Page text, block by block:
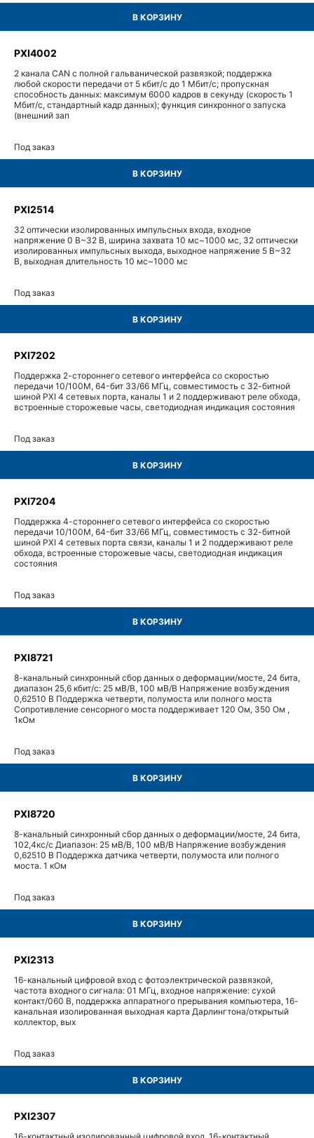
В КОРЗИНУ
PXI4002
2 канала CAN с полной гальванической развязкой; поддержка
любой скорости передачи от 5 кбит/с до 1 Мбит/с; пропускная
способность данных: максимум 6000 кадров в секунду (скорость 1
Мбит/с, стандартный кадр данных); функция синхронного запуска
(внешний зап
Под заказ
В КОРЗИНУ
PXI2514
32 оптически изолированных импульсных входа, входное
напряжение 0 В~32 В, ширина захвата 10 мс~1000 мс, 32 оптически
изолированных импульсных выхода, выходное напряжение 5 В~32
В, выходная длительность 10 мс~1000 мс
Под заказ
В КОРЗИНУ
PXI7202
Поддержка 2-стороннего сетевого интерфейса со скоростью
передачи 10/100M, 64-бит 33/66 МГц, совместимость с 32-битной
шиной PXI 4 сетевых порта, каналы 1 и 2 поддерживают реле обхода,
встроенные сторожевые часы, светодиодная индикация состояния
Под заказ
В КОРЗИНУ
PXI7204
Поддержка 4-стороннего сетевого интерфейса со скоростью
передачи 10/100M, 64-бит 33/66 МГц, совместимость с 32-битной
шиной PXI 4 сетевых порта связи, каналы 1 и 2 поддерживают реле
обхода, встроенные сторожевые часы, светодиодная индикация
состояния
Под заказ
В КОРЗИНУ
PXI8721
8-канальный синхронный сбор данных о деформации/мосте, 24 бита,
диапазон 25,6 кбит/с: 25 мВ/В, 100 мВ/В Напряжение возбуждения
0,62510 В Поддержка четверти, полумоста или полного моста
Сопротивление сенсорного моста поддерживает 120 Ом, 350 Ом ,
1кОм
Под заказ
В КОРЗИНУ
PXI8720
8-канальный синхронный сбор данных о деформации/мосте, 24 бита,
102,4кс/с Диапазон: 25 мВ/В, 100 мВ/В Напряжение возбуждения
0,62510 В Поддержка датчика четверти, полумоста или полного
моста. 1 кОм
Под заказ
В КОРЗИНУ
PXI2313
16-канальный цифровой вход с фотоэлектрической развязкой,
частота входного сигнала: 01 МГц, входное напряжение: сухой
контакт/060 В, поддержка аппаратного прерывания компьютера, 16-
канальная изолированная выходная карта Дарлингтона/открытый
коллектор, вых
Под заказ
В КОРЗИНУ
PXI2307